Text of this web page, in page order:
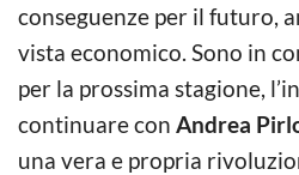
conseguenze per il futuro,
vista economico. Sono in
per la prossima stagione,
continuare con Andrea
una vera e propria